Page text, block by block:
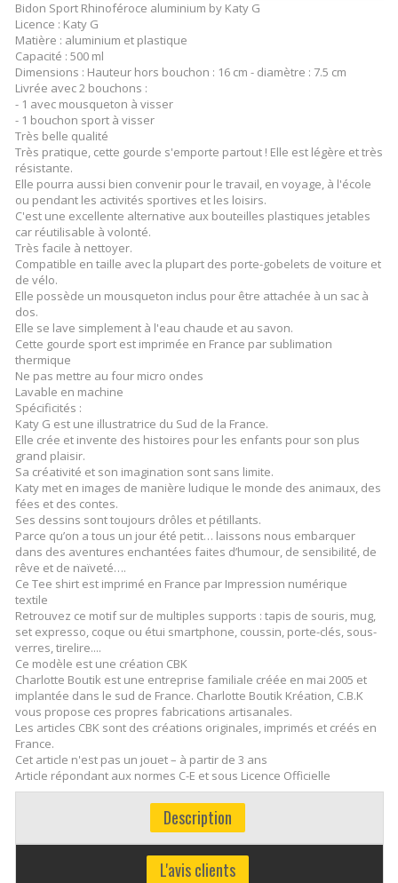
Bidon Sport Rhinoféroce aluminium by Katy G
Licence : Katy G
Matière : aluminium et plastique
Capacité : 500 ml
Dimensions : Hauteur hors bouchon : 16 cm - diamètre : 7.5 cm
Livrée avec 2 bouchons :
- 1 avec mousqueton à visser
- 1 bouchon sport à visser
Très belle qualité
Très pratique, cette gourde s'emporte partout ! Elle est légère et très
résistante.
Elle pourra aussi bien convenir pour le travail, en voyage, à l'école
ou pendant les activités sportives et les loisirs.
C'est une excellente alternative aux bouteilles plastiques jetables
car réutilisable à volonté.
Très facile à nettoyer.
Compatible en taille avec la plupart des porte-gobelets de voiture et
de vélo.
Elle possède un mousqueton inclus pour être attachée à un sac à
dos.
Elle se lave simplement à l'eau chaude et au savon.
Cette gourde sport est imprimée en France par sublimation
thermique
Ne pas mettre au four micro ondes
Lavable en machine
Spécificités :
Katy G est une illustratrice du Sud de la France.
Elle crée et invente des histoires pour les enfants pour son plus
grand plaisir.
Sa créativité et son imagination sont sans limite.
Katy met en images de manière ludique le monde des animaux, des
fées et des contes.
Ses dessins sont toujours drôles et pétillants.
Parce qu’on a tous un jour été petit… laissons nous embarquer
dans des aventures enchantées faites d’humour, de sensibilité, de
rêve et de naïveté….
Ce Tee shirt est imprimé en France par Impression numérique
textile
Retrouvez ce motif sur de multiples supports : tapis de souris, mug,
set expresso, coque ou étui smartphone, coussin, porte-clés, sous-
verres, tirelire....
Ce modèle est une création CBK
Charlotte Boutik est une entreprise familiale créée en mai 2005 et
implantée dans le sud de France. Charlotte Boutik Kréation, C.B.K
vous propose ces propres fabrications artisanales.
Les articles CBK sont des créations originales, imprimés et créés en
France.
Cet article n'est pas un jouet – à partir de 3 ans
Article répondant aux normes C-E et sous Licence Officielle
Description
L'avis clients